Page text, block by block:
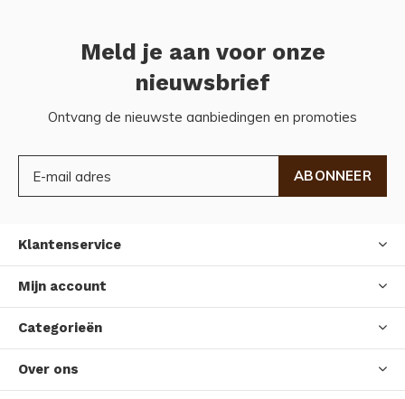
Meld je aan voor onze
nieuwsbrief
Ontvang de nieuwste aanbiedingen en promoties
ABONNEER
Klantenservice
Mijn account
Categorieën
Over ons